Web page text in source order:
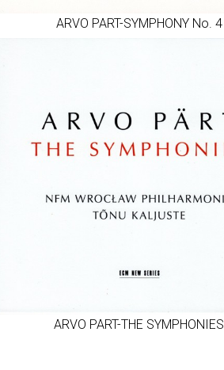
ARVO PART-SYMPHONY No. 4
ARVO PART-ΤΗΕ SYMPHONIES